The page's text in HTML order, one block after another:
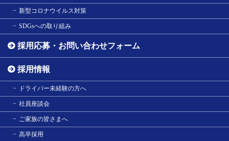
新型コロナウイルス対策
SDGsへの取り組み
採用応募・お問い合わせフォーム
採用情報
ドライバー未経験の方へ
社員座談会
ご家族の皆さまへ
高卒採用